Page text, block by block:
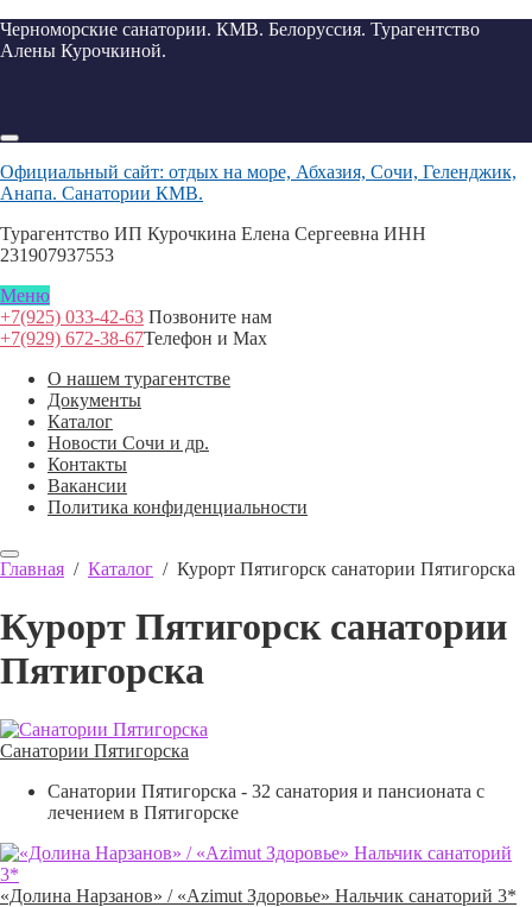
Черноморские санатории. КМВ. Белоруссия. Турагентство
Алены Курочкиной.
Официальный сайт: отдых на море, Абхазия, Сочи, Геленджик,
Анапа. Санатории КМВ.
Турагентство ИП Курочкина Елена Сергеевна ИНН
231907937553
Меню
+7(925) 033-42-63 Позвоните нам
+7(929) 672-38-67Телефон и Max
О нашем турагентстве
Документы
Каталог
Новости Сочи и др.
Контакты
Вакансии
Политика конфиденциальности
Главная / Каталог / Курорт Пятигорск санатории Пятигорска
Курорт Пятигорск санатории
Пятигорска
Санатории Пятигорска
Санатории Пятигорска - 32 санатория и пансионата с
лечением в Пятигорске
«Долина Нарзанов» / «Azimut Здоровье» Нальчик санаторий 3*